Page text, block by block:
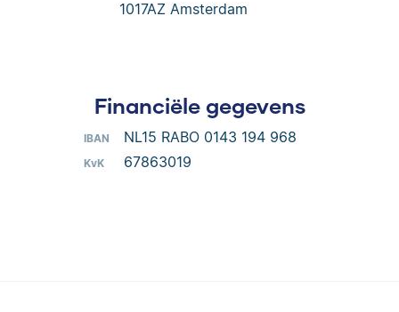
1017AZ Amsterdam
Financiële gegevens
IBAN NL15 RABO 0143 194 968
KvK 67863019